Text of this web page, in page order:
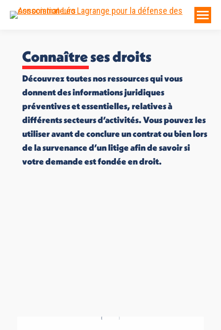
Connaître ses droits
Découvrez toutes nos ressources qui vous
donnent des informations juridiques
préventives et essentielles, relatives à
différents secteurs d’activités. Vous pouvez les
utiliser avant de conclure un contrat ou bien lors
de la survenance d’un litige afin de savoir si
votre demande est fondée en droit.